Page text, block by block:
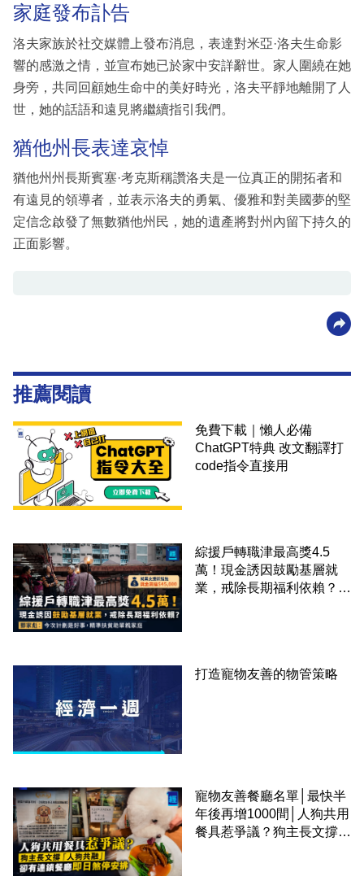
家庭發布訃告
洛夫家族於社交媒體上發布消息，表達對米亞·洛夫生命影
響的感激之情，並宣布她已於家中安詳辭世。家人圍繞在她
身旁，共同回顧她生命中的美好時光，洛夫平靜地離開了人
世，她的話語和遠見將繼續指引我們。
猶他州長表達哀悼
猶他州州長斯賓塞·考克斯稱讚洛夫是一位真正的開拓者和
有遠見的領導者，並表示洛夫的勇氣、優雅和對美國夢的堅
定信念啟發了無數猶他州民，她的遺產將對州內留下持久的
正面影響。
推薦閱讀
免費下載｜懶人必備
ChatGPT特典 改文翻譯打
code指令直接用
綜援戶轉職津最高獎4.5
萬！現金誘因鼓勵基層就
業，戒除長期福利依賴？鄧
打造寵物友善的物管策略
寵物友善餐廳名單│最快半
年後再增1000間│人狗共用
餐具惹爭議？狗主長文撐